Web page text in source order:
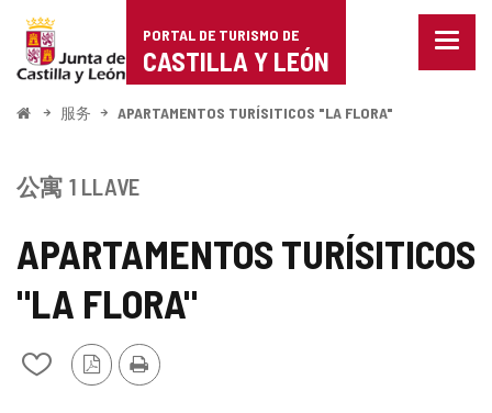
Portal
de
Turismo
Castilla
León
PORTAL DE TURISMO DE
CASTILLA Y LEÓN
菜
选
项
开
服务 APARTAMENTOS TURÍSITICOS "LA FLORA"
APARTAMENTOS TURÍSITICOS
"LA FLORA"
从
PDF
版
打
印
公寓 1 LLAVE